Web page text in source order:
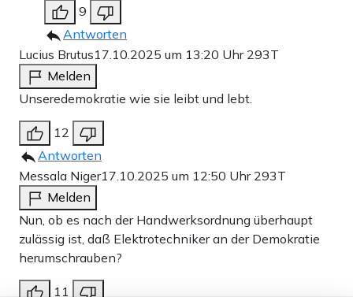
9
Antworten
Lucius Brutus17.10.2025 um 13:20 Uhr 293T
Melden
Unseredemokratie wie sie leibt und lebt.
12
Antworten
Messala Niger17.10.2025 um 12:50 Uhr 293T
Melden
Nun, ob es nach der Handwerksordnung überhaupt
zulässig ist, daß Elektrotechniker an der Demokratie
herumschrauben?
11